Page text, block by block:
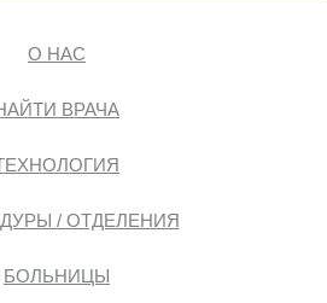
О НАС
ВРАЧА
/ ОТДЕЛЕНИЯ
БОЛЬНИЦЫ